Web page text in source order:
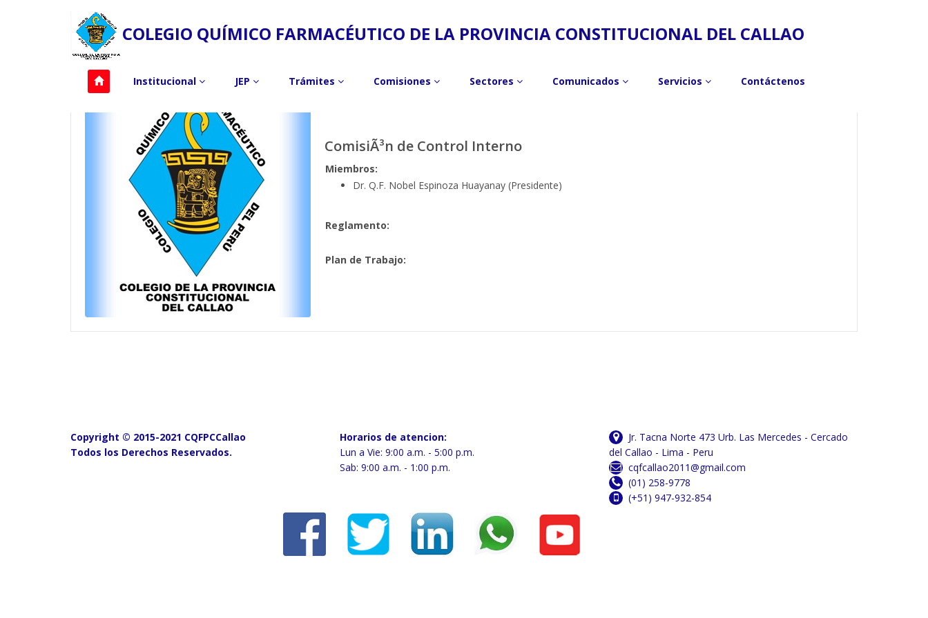
COLEGIO QUÍMICO FARMACÉUTICO DE LA PROVINCIA CONSTITUCIONAL DEL CALLAO
Institucional JEP Trámites Comisiones Sectores Comunicados Servicios Contáctenos
ComisiÃ³n de Control Interno
Miembros:
Dr. Q.F. Nobel Espinoza Huayanay (Presidente)
Reglamento:
Plan de Trabajo:
Copyright © 2015-2021 CQFPCCallao
Todos los Derechos Reservados.
Horarios de atencion:
Lun a Vie: 9:00 a.m. - 5:00 p.m.
Sab: 9:00 a.m. - 1:00 p.m.
Jr. Tacna Norte 473 Urb. Las Mercedes - Cercado
del Callao - Lima - Peru
cqfcallao2011@gmail.com
(01) 258-9778
(+51) 947-932-854